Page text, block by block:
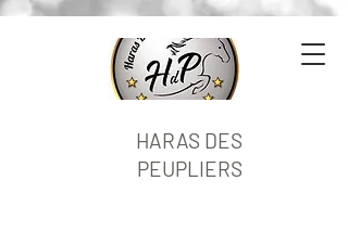
HARAS DES
PEUPLIERS